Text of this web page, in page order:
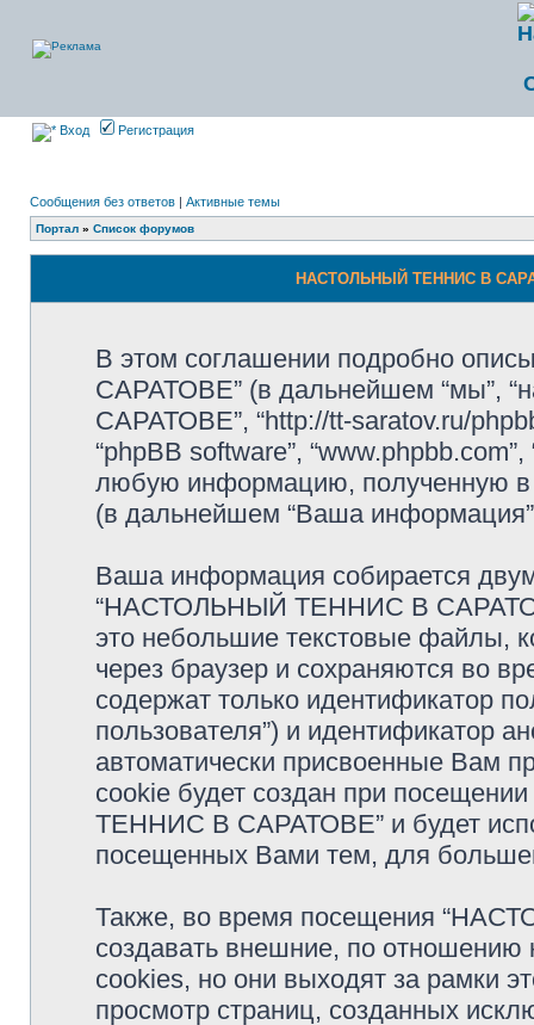
Вход Регистрация
Сообщения без ответов | Активные темы
Портал » Список форумов
НАСТОЛЬНЫЙ ТЕННИС В
В этом соглашении подробно
САРАТОВЕ” (в дальнейшем “мы”,
САРАТОВЕ”, “http://tt-saratov.ru/
“phpBB software”,
любую информацию, полученную в
(в дальнейшем “Ваша
Ваша информация собирается
“НАСТОЛЬНЫЙ ТЕННИС В
это небольшие текстовые файлы,
через браузер и сохраняются во
содержат только идентификатор
пользователя”) и идентификатор
автоматически присвоенные Вам
cookie будет создан при
ТЕННИС В САРАТОВЕ” и будет
посещенных Вами тем, для
Также, во время посещения
создавать внешние, по
cookies, но они выходят за рамки
просмотр страниц, созданных